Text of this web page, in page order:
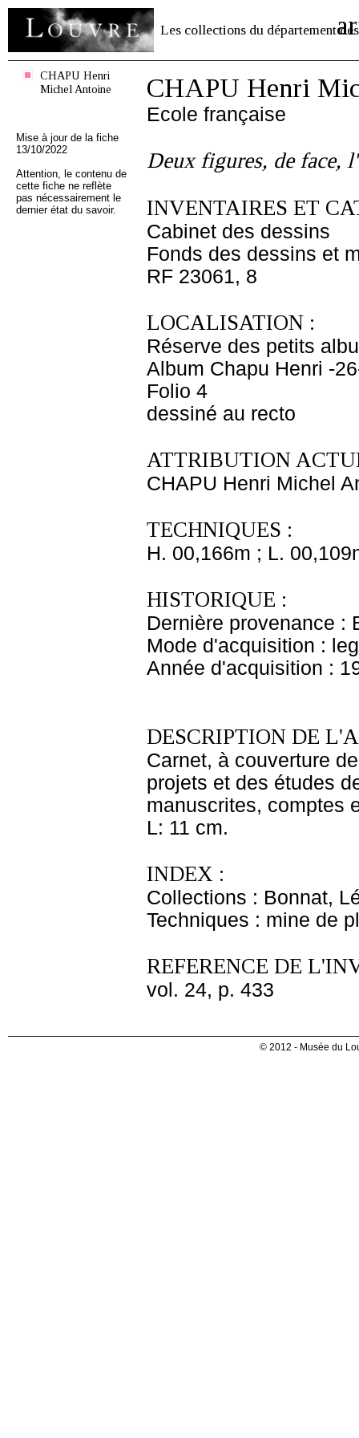
Les collections du département des
CHAPU Henri
Michel Antoine
Mise à jour de la fiche
13/10/2022
Attention, le contenu de
cette fiche ne reflète
pas nécessairement le
dernier état du savoir.
CHAPU Henri
Ecole française
Deux figures, de face,
INVENTAIRES ET
Cabinet des dessins
Fonds des dessins et
RF 23061, 8
LOCALISATION :
Réserve des petits
Album Chapu Henri -
Folio 4
dessiné au recto
ATTRIBUTION
CHAPU Henri Michel
TECHNIQUES :
H. 00,166m ; L.
HISTORIQUE :
Dernière provenance :
Mode d'acquisition :
Année d'acquisition :
DESCRIPTION DE
Carnet, à couverture
projets et des études
manuscrites, comptes
L: 11 cm.
INDEX :
Collections : Bonnat,
Techniques : mine de
REFERENCE DE
vol. 24, p. 433
© 2012 - Musée du